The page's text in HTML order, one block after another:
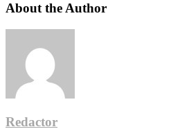
About the Author
Redactor